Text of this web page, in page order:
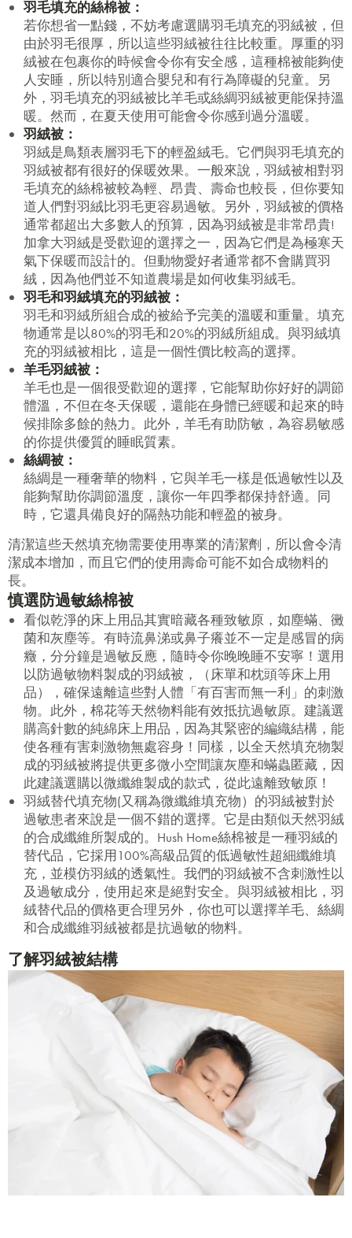
羽毛填充的絲棉被：
若你想省一點錢，不妨考慮選購羽毛填充的羽絨被，但
由於羽毛很厚，所以這些羽絨被往往比較重。厚重的羽
絨被在包裹你的時候會令你有安全感，這種棉被能夠使
人安睡，所以特別適合嬰兒和有行為障礙的兒童。另
外，羽毛填充的羽絨被比羊毛或絲綢羽絨被更能保持溫
暖。然而，在夏天使用可能會令你感到過分溫暖。
羽絨被：
羽絨是鳥類表層羽毛下的輕盈絨毛。它們與羽毛填充的
羽絨被都有很好的保暖效果。一般來說，羽絨被相對羽
毛填充的絲棉被較為輕、昂貴、壽命也較長，但你要知
道人們對羽絨比羽毛更容易過敏。另外，羽絨被的價格
通常都超出大多數人的預算，因為羽絨被是非常昂貴!
加拿大羽絨是受歡迎的選擇之一，因為它們是為極寒天
氣下保暖而設計的。但動物愛好者通常都不會購買羽
絨，因為他們並不知道農場是如何收集羽絨毛。
羽毛和羽絨填充的羽絨被：
羽毛和羽絨所組合成的被給予完美的溫暖和重量。填充
物通常是以80%的羽毛和20%的羽絨所組成。與羽絨填
充的羽絨被相比，這是一個性價比較高的選擇。
羊毛羽絨被：
羊毛也是一個很受歡迎的選擇，它能幫助你好好的調節
體溫，不但在冬天保暖，還能在身體已經暖和起來的時
候排除多餘的熱力。此外，羊毛有助防敏，為容易敏感
的你提供優質的睡眠質素。
絲綢被：
絲綢是一種奢華的物料，它與羊毛一樣是低過敏性以及
能夠幫助你調節溫度，讓你一年四季都保持舒適。同
時，它還具備良好的隔熱功能和輕盈的被身。
清潔這些天然填充物需要使用專業的清潔劑，所以會令清
潔成本增加，而且它們的使用壽命可能不如合成物料的
長。
慎選防過敏絲棉被
看似乾淨的床上用品其實暗藏各種致敏原，如塵蟎、黴
菌和灰塵等。有時流鼻涕或鼻子癢並不一定是感冒的病
癥，分分鐘是過敏反應，隨時令你晚晚睡不安寧！選用
以防過敏物料製成的羽絨被，（床單和枕頭等床上用
品），確保遠離這些對人體「有百害而無一利」的刺激
物。此外，棉花等天然物料能有效抵抗過敏原。建議選
購高針數的純綿床上用品，因為其緊密的編織結構，能
使各種有害刺激物無處容身！同樣，以全天然填充物製
成的羽絨被將提供更多微小空間讓灰塵和蟎蟲匿藏，因
此建議選購以微纖維製成的款式，從此遠離致敏原！
羽絨替代填充物(又稱為微纖維填充物）的羽絨被對於
過敏患者來說是一個不錯的選擇。它是由類似天然羽絨
的合成纖維所製成的。Hush Home絲棉被是一種羽絨的
替代品，它採用100%高級品質的低過敏性超細纖維填
充，並模仿羽絨的透氣性。我們的羽絨被不含刺激性以
及過敏成分，使用起來是絕對安全。與羽絨被相比，羽
絨替代品的價格更合理另外，你也可以選擇羊毛、絲綢
和合成纖維羽絨被都是抗過敏的物料。
了解羽絨被結構